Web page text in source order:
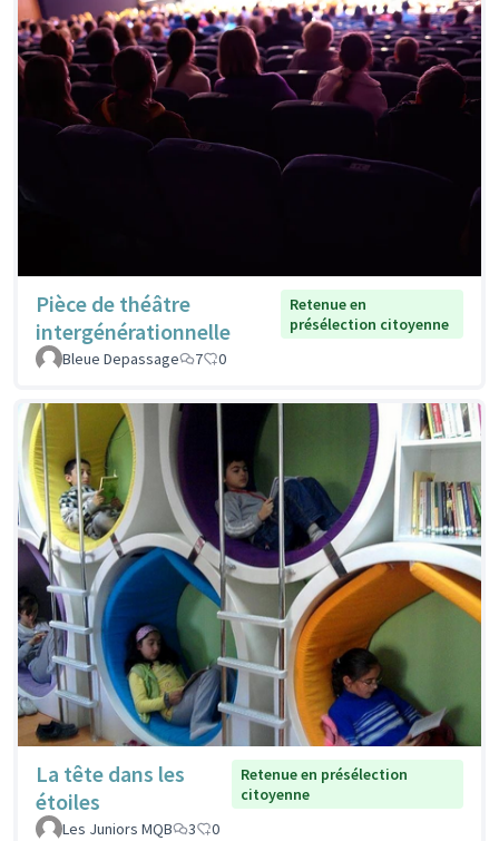
Pièce de théâtre
intergénérationnelle
Retenue en
présélection citoyenne
Bleue Depassage
7 0
La tête dans les
étoiles
Retenue en présélection
citoyenne
Les Juniors MQB
3 0